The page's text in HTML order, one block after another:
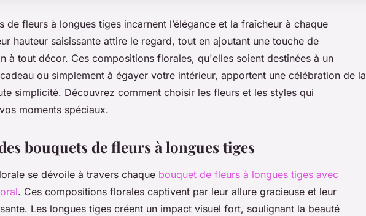
de fleurs à longues tiges incarnent l’élégance et la fraîcheur à chaque
hauteur saisissante attire le regard, tout en ajoutant une touche de
à tout décor. Ces compositions florales, qu'elles soient destinées à un
ou simplement à égayer votre intérieur, apportent une célébration de la
simplicité. Découvrez comment choisir les fleurs et les styles qui
moments spéciaux.
bouquets de fleurs à longues tiges
se dévoile à travers chaque bouquet de fleurs à longues tiges avec
. Ces compositions florales captivent par leur allure gracieuse et leur
Les longues tiges créent un impact visuel fort, soulignant la beauté